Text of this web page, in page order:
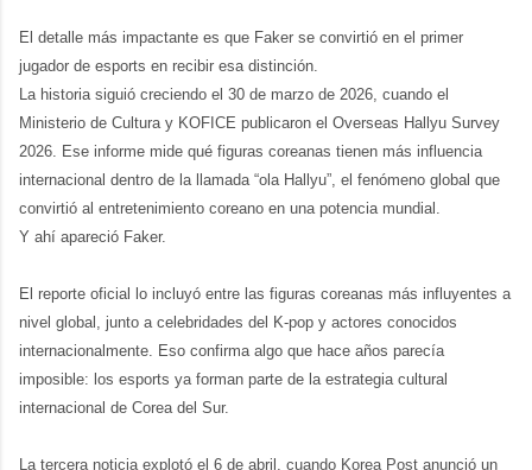
El detalle más impactante es que Faker se convirtió en el primer
jugador de esports en recibir esa distinción.
La historia siguió creciendo el 30 de marzo de 2026, cuando el
Ministerio de Cultura y KOFICE publicaron el Overseas Hallyu Survey
2026. Ese informe mide qué figuras coreanas tienen más influencia
internacional dentro de la llamada “ola Hallyu”, el fenómeno global que
convirtió al entretenimiento coreano en una potencia mundial.
Y ahí apareció Faker.
El reporte oficial lo incluyó entre las figuras coreanas más influyentes a
nivel global, junto a celebridades del K-pop y actores conocidos
internacionalmente. Eso confirma algo que hace años parecía
imposible: los esports ya forman parte de la estrategia cultural
internacional de Corea del Sur.
La tercera noticia explotó el 6 de abril, cuando Korea Post anunció un